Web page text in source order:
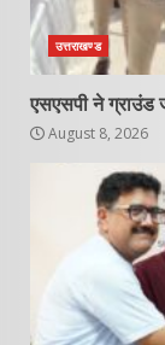
उत्तराखण्ड
एसएसपी ने ग्राउंड
August 8, 2026